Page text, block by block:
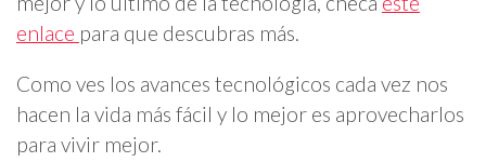
enlace para que descubras más.
Como ves los avances tecnológicos cada vez nos
hacen la vida más fácil y lo mejor es aprovecharlos
para vivir mejor.